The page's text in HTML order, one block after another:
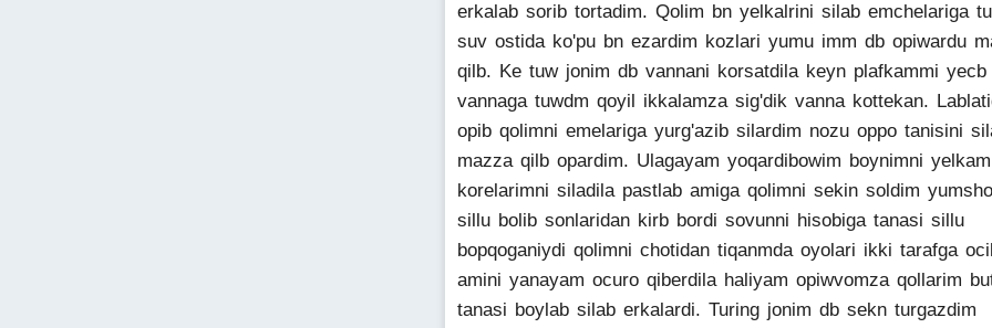
erkalab sorib tortadim. Qolim bn yelkalrini silab emchelariga
suv ostida ko'pu bn ezardim kozlari yumu imm db opiwardu
qilb. Ke tuw jonim db vannani korsatdila keyn plafkammi yecb
vannaga tuwdm qoyil ikkalamza sig'dik vanna kottekan.
opib qolimni emelariga yurg'azib silardim nozu oppo tanisini
mazza qilb opardim. Ulagayam yoqardibowim boynimni yelkam
korelarimni siladila pastlab amiga qolimni sekin soldim yumsho
sillu bolib sonlaridan kirb bordi sovunni hisobiga tanasi sillu
bopqoganiydi qolimni chotidan tiqanmda oyolari ikki tarafga
amini yanayam ocuro qiberdila haliyam opiwvomza qollarim
tanasi boylab silab erkalardi. Turing jonim db sekn turgazdim